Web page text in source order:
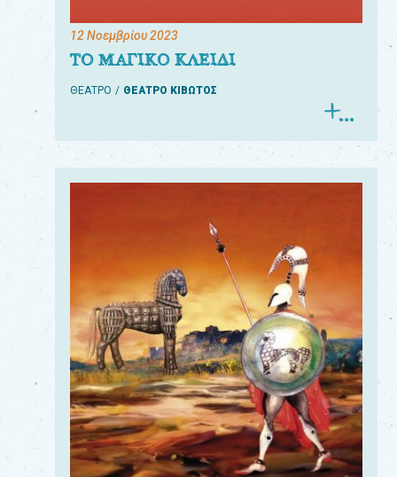
12 Νοεμβρίου 2023
ΤΟ ΜΑΓΙΚΟ ΚΛΕΙΔΙ
ΘΕΑΤΡΟ ΘΕΑΤΡΟ ΚΙΒΩΤΟΣ